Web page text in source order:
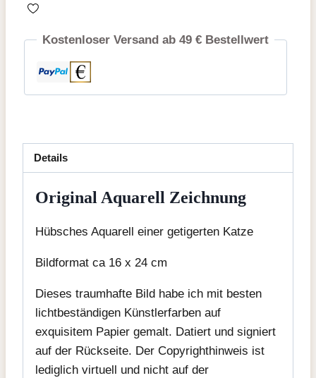
Zeichnung
Kostenloser Versand ab 49 € Bestellwert
Details
Original Aquarell Zeichnung
Hübsches Aquarell einer getigerten Katze
Bildformat ca 16 x 24 cm
Dieses traumhafte Bild habe ich mit besten
lichtbeständigen Künstlerfarben auf
exquisitem Papier gemalt. Datiert und signiert
auf der Rückseite. Der Copyrighthinweis ist
lediglich virtuell und nicht auf der